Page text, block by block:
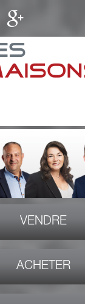
VENDRE
ACHETER